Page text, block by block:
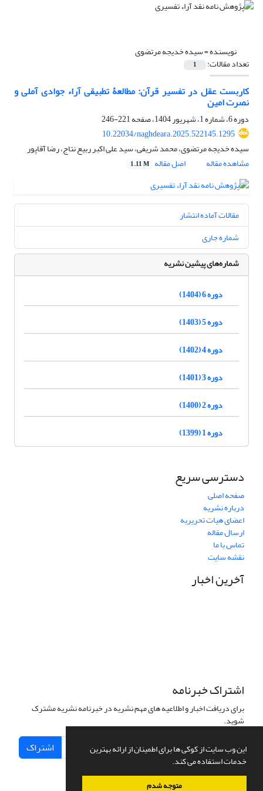
این وب سایت از کوکی ها برای اطمینان از ارائه بهترین
خدمات استفاده می کند.
متوجه شدم
نویسنده =سیده خدیجه مرتضوی
تعداد مقالات: 1
کاربست عقل در تفسیر قرآن: مطالعۀ تطبیقی آراء جوادی آملی و
نصرت امین
دوره 6، شماره 1، شهریور 1404، صفحه
221-246
10.22034/naghdeara.2025.522145.1295
سیده خدیجه مرتضوی، محمد شریفی، سید علی اکبر ربیع نتاج، رضا آقاپور
مشاهده مقاله
اصل مقاله 1.11 M
مقالات آماده انتشار
شماره جاری
شماره‌های پیشین نشریه
دوره 6 (1404)
دوره 5 (1403)
دوره 4 (1402)
دوره 3 (1401)
دوره 2 (1400)
دوره 1 (1399)
دسترسی سریع
صفحه اصلی
درباره نشریه
اعضای هیات تحریریه
ارسال مقاله
تماس با ما
نقشه سایت
آخرین اخبار
اشتراک خبرنامه
برای دریافت اخبار و اطلاعیه های مهم نشریه در خبرنامه نشریه مشترک
شوید.
اشتراک